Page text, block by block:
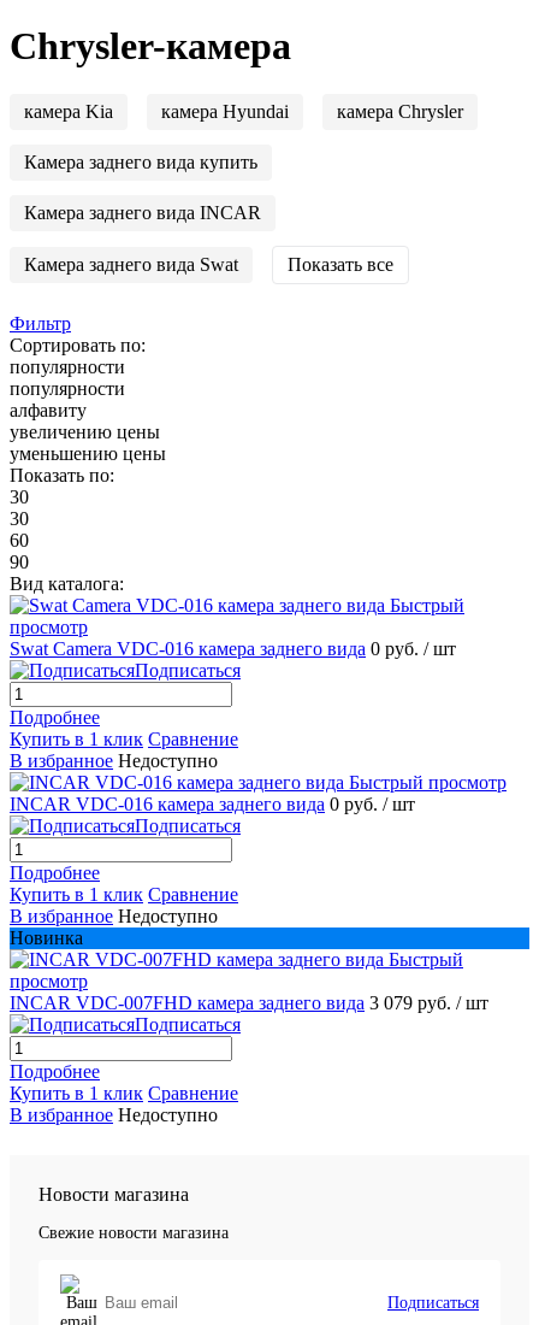
Chrysler-камера
камера Kia камера Hyundai камера Chrysler
Камера заднего вида купить
Камера заднего вида INCAR
Камера заднего вида Swat Показать все
Фильтр
Сортировать по:
популярности
популярности
алфавиту
увеличению цены
уменьшению цены
Показать по:
30
30
60
90
Вид каталога:
Быстрый
просмотр
Swat Camera VDC-016 камера заднего вида 0 руб. / шт
Подписаться
Подробнее
Купить в 1 клик Сравнение
В избранное Недоступно
Быстрый просмотр
INCAR VDC-016 камера заднего вида 0 руб. / шт
Подписаться
Подробнее
Купить в 1 клик Сравнение
В избранное Недоступно
Новинка
Быстрый
просмотр
INCAR VDC-007FHD камера заднего вида 3 079 руб. / шт
Подписаться
Подробнее
Купить в 1 клик Сравнение
В избранное Недоступно
Новости магазина
Свежие новости магазина
Подписаться